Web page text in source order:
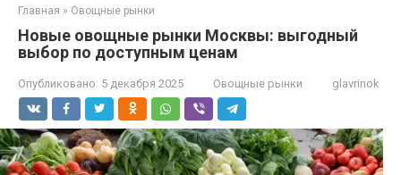
Главная » Овощные рынки
Новые овощные рынки Москвы: выгодный
выбор по доступным ценам
Опубликовано: 5 декабря 2025 Овощные рынки glavrinok